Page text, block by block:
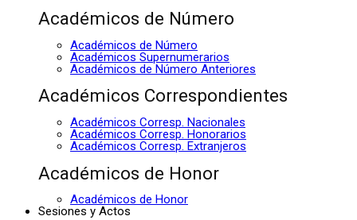
Académicos de Número
Académicos de Número
Académicos Supernumerarios
Académicos de Número Anteriores
Académicos Correspondientes
Académicos Corresp. Nacionales
Académicos Corresp. Honorarios
Académicos Corresp. Extranjeros
Académicos de Honor
Académicos de Honor
Sesiones y Actos